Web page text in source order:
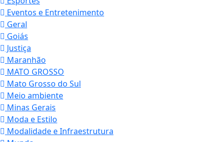
Eventos e Entretenimento
Geral
Goiás
Justiça
Maranhão
MATO GROSSO
Mato Grosso do Sul
Meio ambiente
Minas Gerais
Moda e Estilo
Modalidade e Infraestrutura